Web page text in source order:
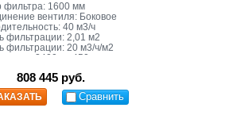
фильтра: 1600 мм
вентиля: Боковое
40 м3/ч
фильтрации: 2,01 м2
фильтрации: 20 м3/ч/м2
2400 кг+450 кг
808 445 руб.
Сравнить